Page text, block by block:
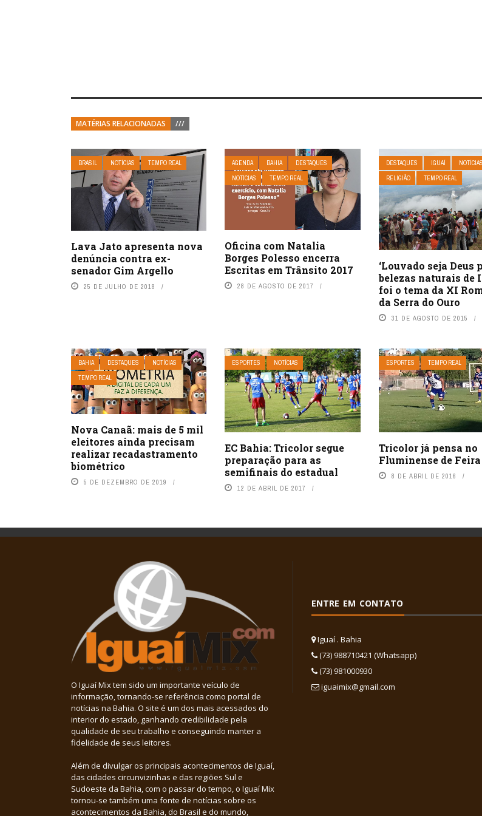
MATÉRIAS RELACIONADAS ///
BRASIL NOTÍCIAS TEMPO REAL
Lava Jato apresenta nova
denúncia contra ex-
senador Gim Argello
25 DE JULHO DE 2018
AGENDA BAHIA
DESTAQUES
NOTÍCIAS
TEMPO REAL
Oficina com Natalia
Borges Polesso encerra
Escritas em Trânsito 2017
28 DE AGOSTO DE 2017
DESTAQUES IGUAÍ
NOTÍCIAS
RELIGIÃO
TEMPO REAL
‘Louvado seja Deus
belezas naturais de
foi o tema da XI
da Serra do Ouro
31 DE AGOSTO DE 2015
BAHIA DESTAQUES
NOTÍCIAS
TEMPO REAL
Nova Canaã: mais de 5 mil
eleitores ainda precisam
realizar recadastramento
biométrico
5 DE DEZEMBRO DE 2019
ESPORTES NOTÍCIAS
EC Bahia: Tricolor segue
preparação para as
semifinais do estadual
12 DE ABRIL DE 2017
ESPORTES TEMPO REAL
Tricolor já pensa no
Fluminense de Feira
8 DE ABRIL DE 2016
O Iguaí Mix tem sido um importante veículo de
informação, tornando-se referência como portal de
notícias na Bahia. O site é um dos mais acessados do
interior do estado, ganhando credibilidade pela
qualidade de seu trabalho e conseguindo manter a
fidelidade de seus leitores.
Além de divulgar os principais acontecimentos de Iguaí,
das cidades circunvizinhas e das regiões Sul e
Sudoeste da Bahia, com o passar do tempo, o Iguaí Mix
tornou-se também uma fonte de notícias sobre os
acontecimentos da Bahia, do Brasil e do mundo,
ENTRE EM CONTATO
Iguaí . Bahia
(73) 988710421 (Whatsapp)
(73) 981000930
iguaimix@gmail.com